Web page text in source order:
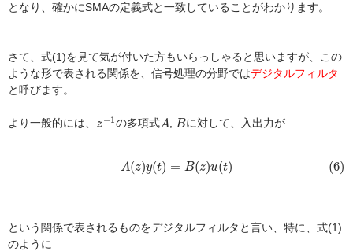
となり、確かにSMAの定義式と一致していることがわかります。
さて、式(1)を見て気が付いた方もいらっしゃると思いますが、この
ような形で表される関係を、信号処理の分野ではデジタルフィルタ
と呼びます。
より一般的には、 z−11
の多項式A
A, B
Bに対して、入出力が
A(z)y(t) = B(z)u(t) (6)
(6) A( z)y =B( z u(t)
という関係で表されるものをデジタルフィルタと言い、特に、式(1)
のように